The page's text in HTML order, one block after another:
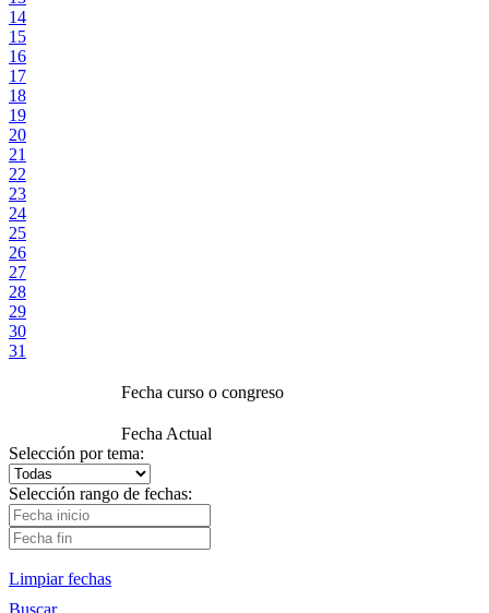
14
15
16
17
18
19
20
21
22
23
24
25
26
27
28
29
30
31
Fecha curso o congreso
Fecha Actual
Selección por tema:
Selección rango de fechas:
Limpiar fechas